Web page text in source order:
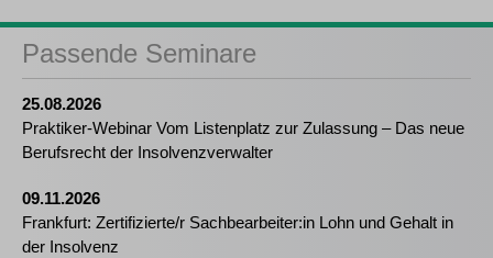
Passende Seminare
25.08.2026
Praktiker-Webinar Vom Listenplatz zur Zulassung – Das neue
Berufsrecht der Insolvenzverwalter
09.11.2026
Frankfurt: Zertifizierte/r Sachbearbeiter:in Lohn und Gehalt in
der Insolvenz